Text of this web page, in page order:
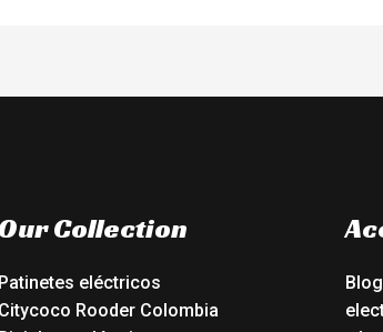
Our Collection
Patinetes eléctricos
Citycoco Rooder Colombia
Blog